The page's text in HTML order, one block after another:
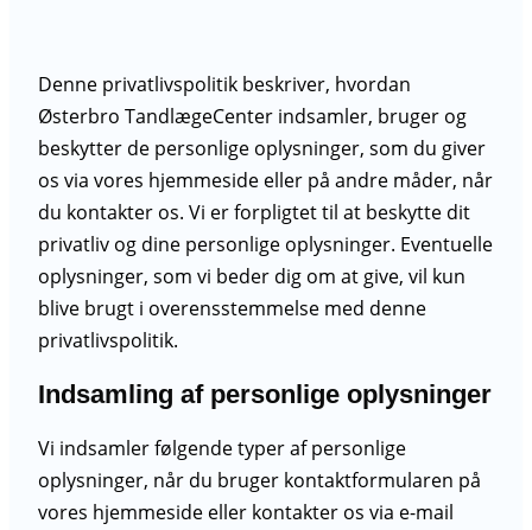
Denne privatlivspolitik beskriver, hvordan
Østerbro TandlægeCenter indsamler, bruger og
beskytter de personlige oplysninger, som du giver
os via vores hjemmeside eller på andre måder, når
du kontakter os. Vi er forpligtet til at beskytte dit
privatliv og dine personlige oplysninger. Eventuelle
oplysninger, som vi beder dig om at give, vil kun
blive brugt i overensstemmelse med denne
privatlivspolitik.
Indsamling af personlige oplysninger
Vi indsamler følgende typer af personlige
oplysninger, når du bruger kontaktformularen på
vores hjemmeside eller kontakter os via e-mail